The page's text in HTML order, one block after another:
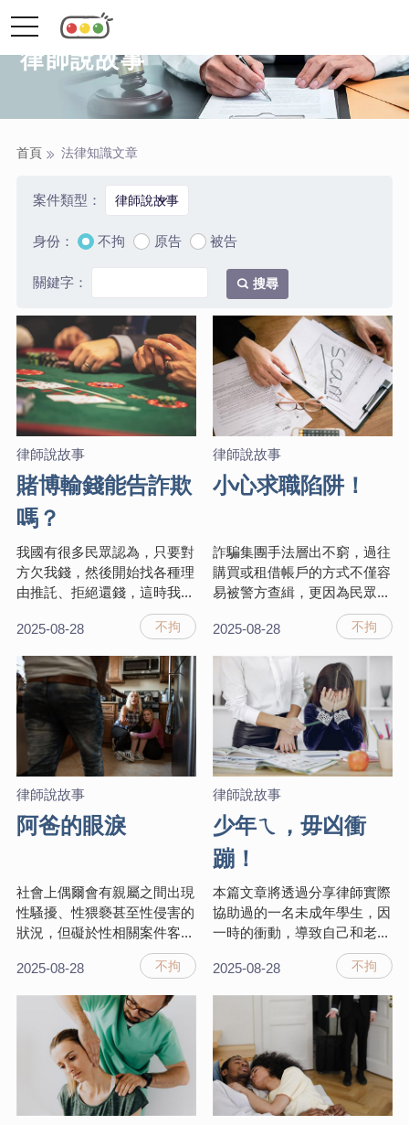
toggle
律師說故事
首頁 法律知識文章
案件類型：
身份： 不拘 原告 被告
關鍵字： 搜尋
律師說故事
賭博輸錢能告詐欺
嗎？
我國有很多民眾認為，只要對
方欠我錢，然後開始找各種理
由推託、拒絕還錢，這時我...
2025-08-28 不拘
律師說故事
小心求職陷阱！
詐騙集團手法層出不窮，過往
購買或租借帳戶的方式不僅容
易被警方查緝，更因為民眾...
2025-08-28 不拘
律師說故事
阿爸的眼淚
社會上偶爾會有親屬之間出現
性騷擾、性猥褻甚至性侵害的
狀況，但礙於性相關案件客...
2025-08-28 不拘
律師說故事
少年ㄟ，毋凶衝
蹦！
本篇文章將透過分享律師實際
協助過的一名未成年學生，因
一時的衝動，導致自己和老...
2025-08-28 不拘